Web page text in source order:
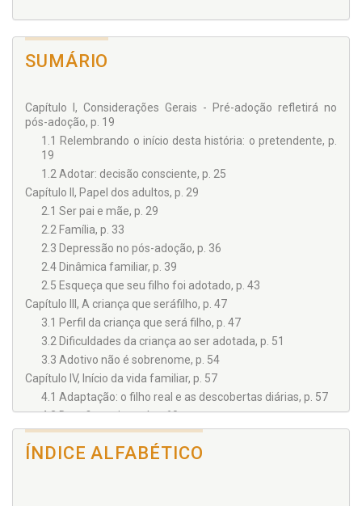
SUMÁRIO
Capítulo I, Considerações Gerais - Pré-adoção refletirá no
pós-adoção, p. 19
1.1 Relembrando o início desta história: o pretendente, p.
19
1.2 Adotar: decisão consciente, p. 25
Capítulo II, Papel dos adultos, p. 29
2.1 Ser pai e mãe, p. 29
2.2 Família, p. 33
2.3 Depressão no pós-adoção, p. 36
2.4 Dinâmica familiar, p. 39
2.5 Esqueça que seu filho foi adotado, p. 43
Capítulo III, A criança que seráfilho, p. 47
3.1 Perfil da criança que será filho, p. 47
3.2 Dificuldades da criança ao ser adotada, p. 51
3.3 Adotivo não é sobrenome, p. 54
Capítulo IV, Início da vida familiar, p. 57
4.1 Adaptação: o filho real e as descobertas diárias, p. 57
4.2 Desafios existem!, p. 60
4.3 Dificuldades? Sim, muitas, p. 62
4.4 Não é permitido abandonar, p. 65
ÍNDICE ALFABÉTICO